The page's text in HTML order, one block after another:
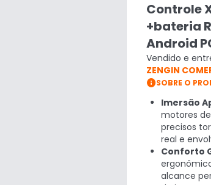
Controle
+bateria
Android
Vendido e
ZENGIN
SOBRE O
Imersão
motores
precisos
real e
Conforto
alcance